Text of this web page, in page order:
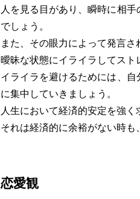
人を見る目があり、瞬時に相
でしょう。
また、その眼力によって発言
曖昧な状態にイライラしてスト
イライラを避けるためには、
に集中していきましょう。
人生において経済的安定を強く
それは経済的に余裕がない時も
恋愛観